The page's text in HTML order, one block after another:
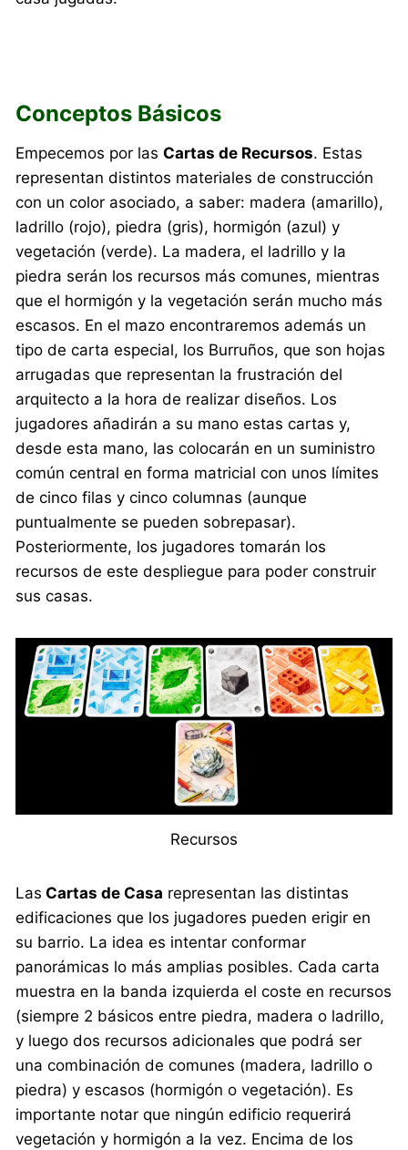
Conceptos Básicos
Empecemos por lasCartas de Recursos. Estas
representan distintos materiales de construcción
con un color asociado, a saber: madera (amarillo),
ladrillo (rojo), piedra (gris), hormigón (azul) y
vegetación (verde). La madera, el ladrillo y la
piedra serán los recursos más comunes, mientras
que el hormigón y la vegetación serán mucho más
escasos. En el mazo encontraremos además un
tipo de carta especial, los Burruños, que son hojas
arrugadas que representan la frustración del
arquitecto a la hora de realizar diseños. Los
jugadores añadirán a su mano estas cartas y,
desde esta mano, las colocarán en un suministro
común central en forma matricial con unos límites
de cinco filas y cinco columnas (aunque
puntualmente se pueden sobrepasar).
Posteriormente, los jugadores tomarán los
recursos de este despliegue para poder construir
sus casas.
Recursos
Las Cartas de Casa representan las distintas
edificaciones que los jugadores pueden erigir en
su barrio. La idea es intentar conformar
panorámicas lo más amplias posibles. Cada carta
muestra en la banda izquierda el coste en recursos
(siempre 2 básicos entre piedra, madera o ladrillo,
y luego dos recursos adicionales que podrá ser
una combinación de comunes (madera, ladrillo o
piedra) y escasos (hormigón o vegetación). Es
importante notar que ningún edificio requerirá
vegetación y hormigón a la vez. Encima de los